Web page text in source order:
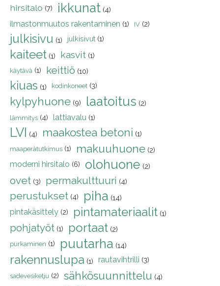
hirsitalo (7) ikkunat (4)
ilmastonmuutos rakentaminen (1) IV (2)
julkisivu (1) julkisivut (1)
kaiteet (1) kasvit (1)
käytävä (1) keittiö (10)
kiuas (1) kodinkoneet (3)
kylpyhuone (9) laatoitus (2)
lämmitys (4) lattiavalu (1)
LVI (4) maakostea betoni (1)
maaperätutkimus (1) makuuhuone (2)
moderni hirsitalo (6) olohuone (2)
ovet (3) permakulttuuri (4)
perustukset (4) piha (14)
pintakäsittely (2) pintamateriaalit (1)
pohjatyöt (1) portaat (2)
purkaminen (1) puutarha (14)
rakennuslupa (1) rautavihtrilli (3)
sadevesiketju (2) sähkösuunnittelu (4)